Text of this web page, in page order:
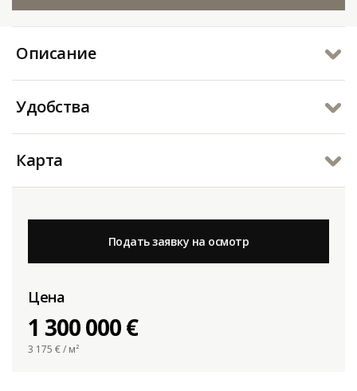
Описание
Удобства
Карта
Подать заявку на осмотр
Цена
1 300 000 €
3 175 € / м²